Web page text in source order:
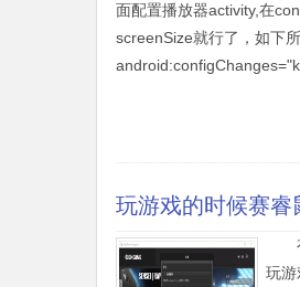
面配置播放器activity,在
screenSize就行了，如下
玩游戏的时候赛睿
有
玩游